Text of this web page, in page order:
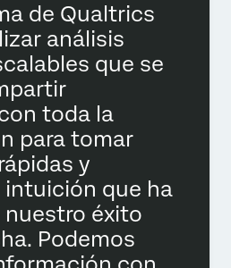
de Qualtrics
análisis
que se
toda la
para tomar
y
intuición que ha
éxito
Podemos